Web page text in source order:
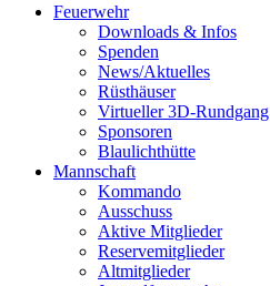
Feuerwehr
Downloads & Infos
Spenden
News/Aktuelles
Rüsthäuser
Virtueller 3D-Rundgang
Sponsoren
Blaulichthütte
Mannschaft
Kommando
Ausschuss
Aktive Mitglieder
Reservemitglieder
Altmitglieder